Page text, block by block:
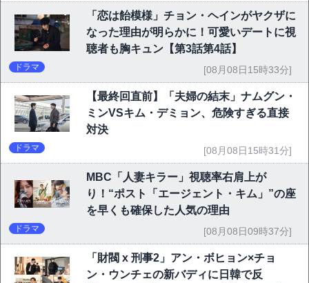
「恋は飴模様」チョン・ヘインがヤクザに
なった理由が明らかに！可愛いデートに視
聴者も胸キュン【第3話第4話】
ドラマ [08月08日15時33分]
【最終回直前】「夫婦の結末」ナムグン・
ミンVSキム・デミョン、危険すぎる直接
対決
ドラマ [08月08日15時31分]
MBC「人妻キラー」視聴率右肩上が
り！“ポスト「エージェント・キム」”の座
を早くも確保した人気の理由
ドラマ [08月08日09時37分]
「財閥 x 刑事2」アン・ボヒョン×チョ
ン・ウンチェの新バディに日韓で反